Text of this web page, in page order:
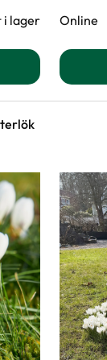
i lager
produktsida
Online